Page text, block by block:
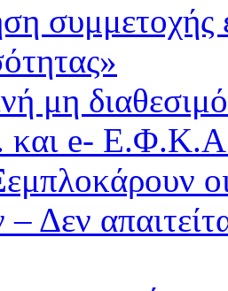
συμμετοχής
μη
e- Ε.Φ.Κ.Α.
οι
– Δεν